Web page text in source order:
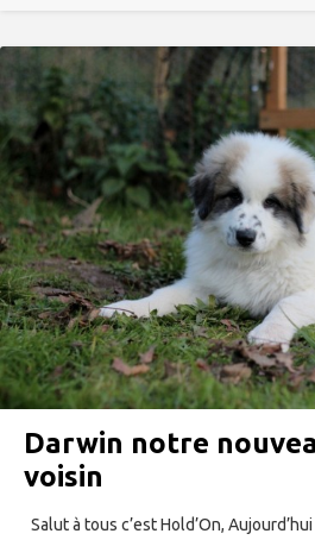
Darwin notre
voisin
Salut à tous c’est Hold’On,